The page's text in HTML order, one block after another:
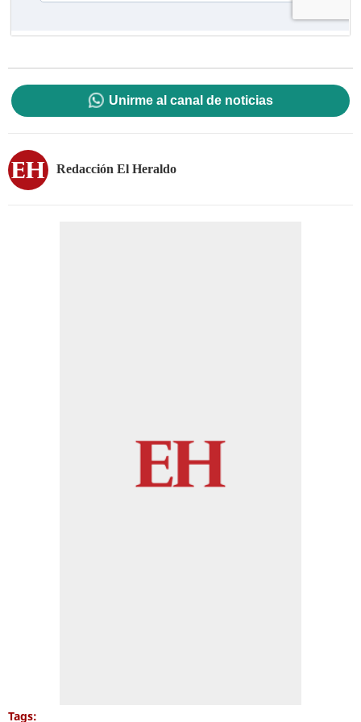
Unirme al canal de noticias
Redacción El Heraldo
Tags: